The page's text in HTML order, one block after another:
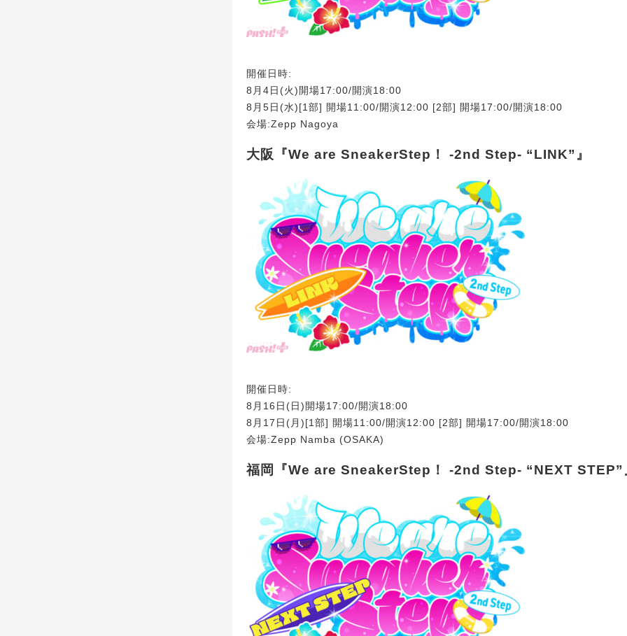
開催日時:
8月4日(火)開場17:00/開演18:00
8月5日(水)[1部] 開場11:00/開演12:00 [2部] 開場17:00/開演18:00
会場:Zepp Nagoya
大阪『We are SneakerStep！ -2nd Step- “LINK”』
開催日時:
8月16日(日)開場17:00/開演18:00
8月17日(月)[1部] 開場11:00/開演12:00 [2部] 開場17:00/開演18:00
会場:Zepp Namba (OSAKA)
福岡『We are SneakerStep！ -2nd Step- “NEXT STEP”